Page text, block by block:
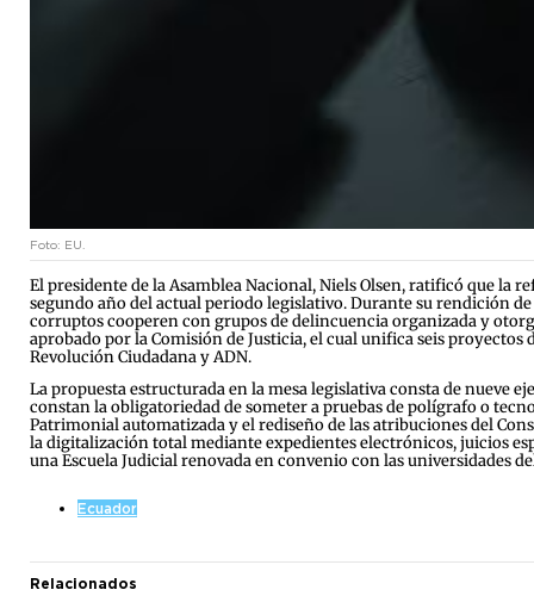
Foto: EU.
El presidente de la Asamblea Nacional, Niels Olsen, ratificó que la
segundo año del actual periodo legislativo. Durante su rendición
corruptos cooperen con grupos de delincuencia organizada y
aprobado por la Comisión de Justicia, el cual unifica seis
Revolución Ciudadana y ADN.
La propuesta estructurada en la mesa legislativa consta de nueve
constan la obligatoriedad de someter a pruebas de polígrafo o
Patrimonial automatizada y el rediseño de las atribuciones del
la digitalización total mediante expedientes electrónicos, juicios
una Escuela Judicial renovada en convenio con las universidades
Ecuador
Relacionados